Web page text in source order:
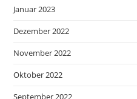
Januar 2023
Dezember 2022
November 2022
Oktober 2022
September 2022